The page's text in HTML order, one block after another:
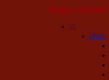
Mapa stránek
cz
Obec